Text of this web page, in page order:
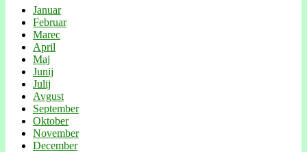
Januar
Februar
Marec
April
Maj
Junij
Julij
Avgust
September
Oktober
November
December